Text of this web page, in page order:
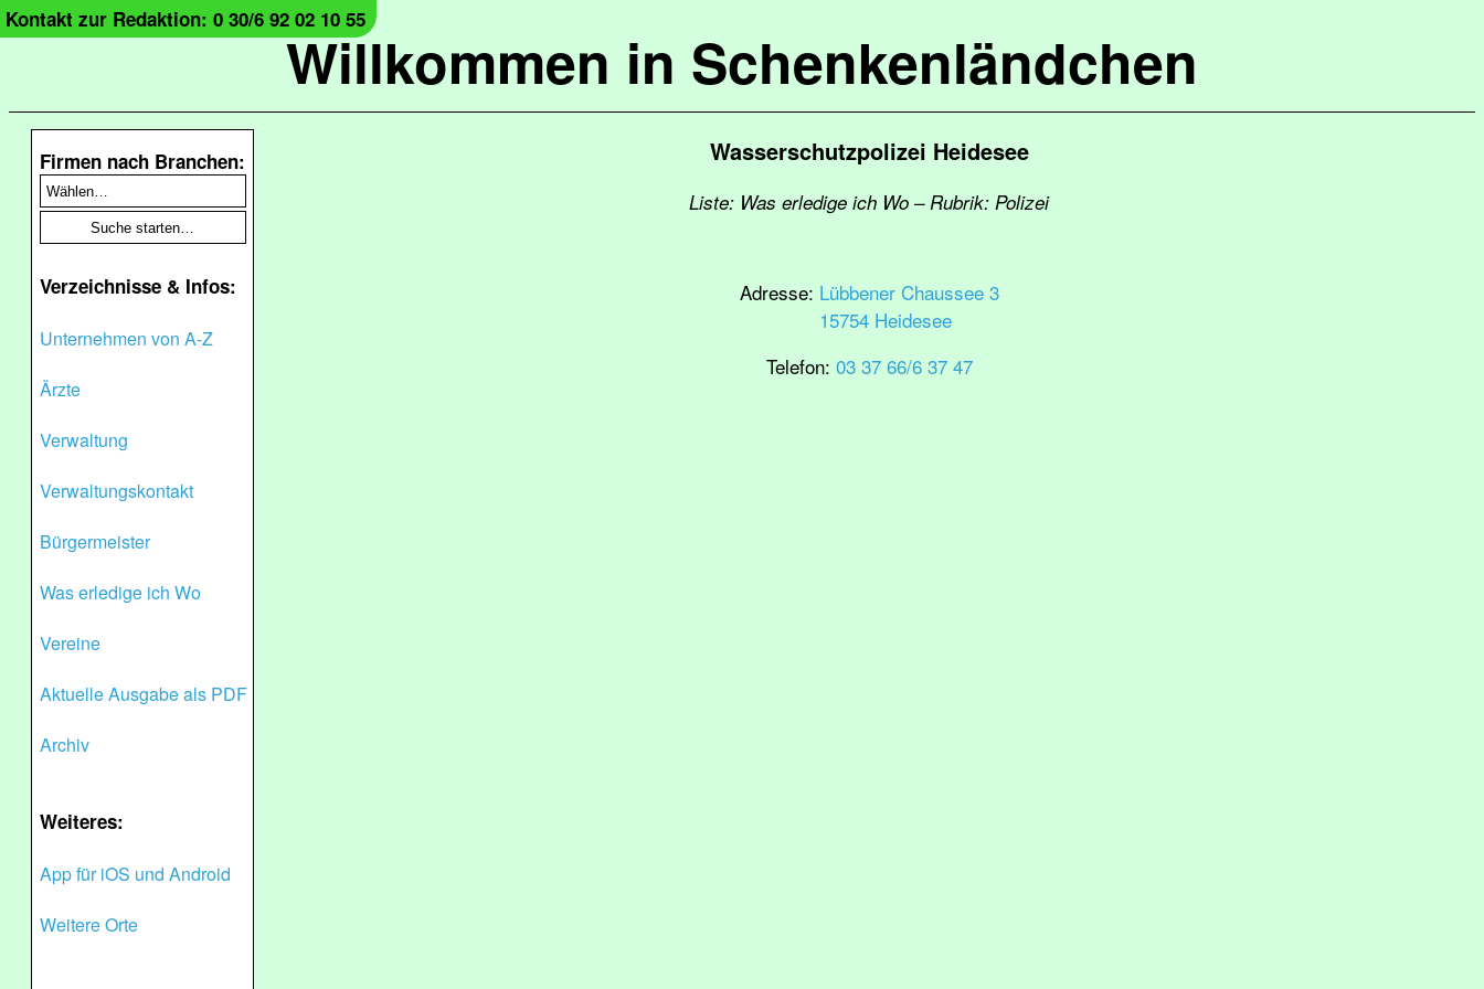
Willkommen in Schenkenländchen
Kontakt zur Redaktion: 0 30/6 92 02 10 55
Firmen nach Branchen:
Verzeichnisse & Infos:
Unternehmen von A-Z
Ärzte
Verwaltung
Verwaltungskontakt
Bürgermeister
Was erledige ich Wo
Vereine
Aktuelle Ausgabe als PDF
Archiv
Weiteres:
App für iOS und Android
Weitere Orte
Wasserschutzpolizei Heidesee
Liste: Was erledige ich Wo – Rubrik: Polizei
Adresse: Lübbener Chaussee 3
15754 Heidesee
Telefon: 03 37 66/6 37 47